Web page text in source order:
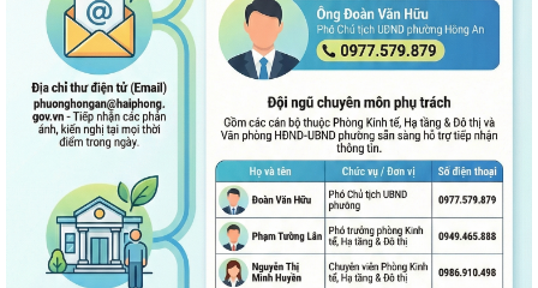
ĐẶT TÊN 03 ĐƯỜNG, 05 PHỐ TRÊN ĐỊA BÀN PHƯỜNG HỒNG AN – DẤU
MỐC QUAN TRỌNG TRONG XÂY DỰNG ĐÔ THỊ VĂN...
Thông báo kết quả Kỳ họp thứ 3 (Kỳ họp thường lệ giữa năm 2026)
HĐND thành phố khóa XVII, nhiệm kỳ...
PHƯỜNG HỒNG AN RA QUÂN TỔNG VỆ SINH MÔI TRƯỜNG, CHUNG
TAY XÂY DỰNG ĐÔ THỊ SÁNG - XANH - SẠCH - ĐẸP
Quyết định về việc công bố Người phát ngôn và cung cấp thông tin cho
báo chí của Ủy ban nhân dân...